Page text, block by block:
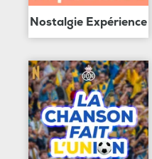
Nostalgie Expérience